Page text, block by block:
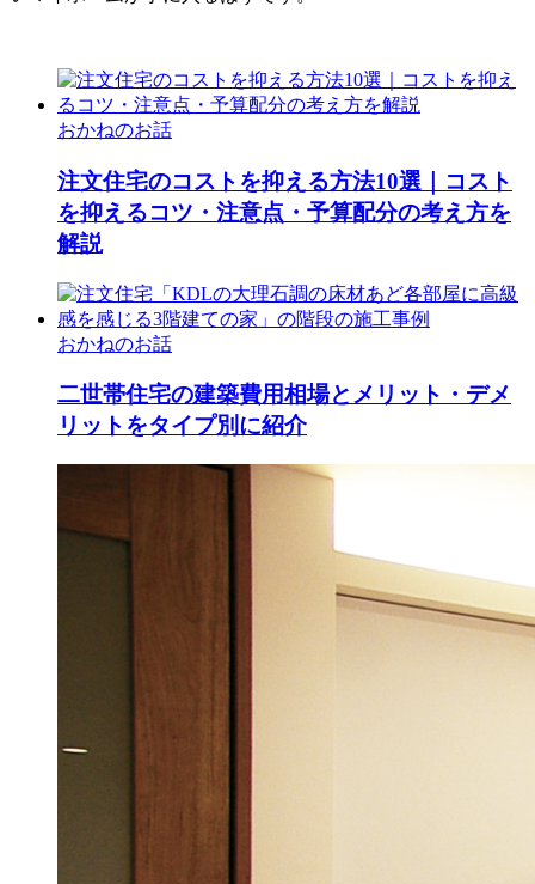
おかねのお話
注文住宅のコストを抑える方法10選｜コスト
を抑えるコツ・注意点・予算配分の考え方を
解説
おかねのお話
二世帯住宅の建築費用相場とメリット・デメ
リットをタイプ別に紹介